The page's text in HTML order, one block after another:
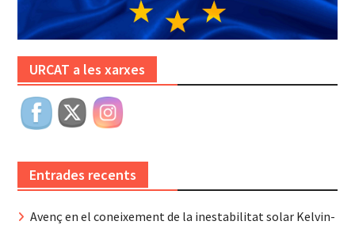
URCAT a les xarxes
Entrades recents
Avenç en el coneixement de la inestabilitat solar Kelvin-